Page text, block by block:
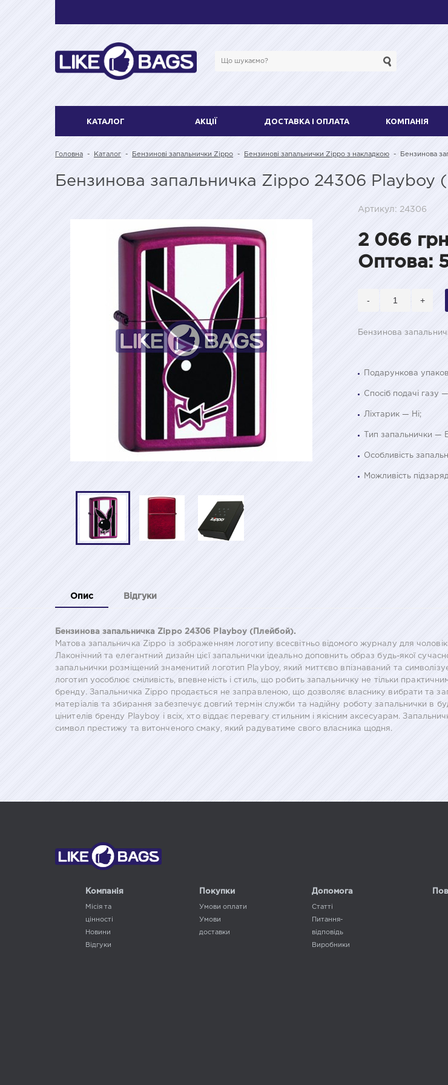
КАТАЛОГ АКЦІЇ ДОСТАВКА І ОПЛАТА КОМПАНІЯ
Головна - Каталог - Бензинові запальнички Zippo - Бензинові запальнички Zippo з накладкою - Бензинова
Бензинова запальничка Zippo 24306 Playboy
Артикул: 24306
2 066
Оптова:
- +
Бензинова
Подарункова
Спосіб подачі газу
Ліхтарик — Ні;
Тип запальнички —
Особливість
Можливість
Опис Відгуки
Бензинова запальничка Zippo 24306 Playboy (Плейбой).
Матова запальничка Zippo із зображенням логотипу всесвітньо відомого журналу для
Лаконічний та елегантний дизайн цієї запальнички ідеально доповнить образ будь-якої
запальнички розміщений знаменитий логотип Playboy, який миттєво впізнаваний та
логотип уособлює сміливість, впевненість і стиль, що робить запальничку не тільки
бренду. Запальничка Zippo продається не заправленою, що дозволяє власнику вибрати та
матеріалів та збирання забезпечує довгий термін служби та надійну роботу запальнички
цінителів бренду Playboy і всіх, хто віддає перевагу стильним і якісним аксесуарам.
символ престижу та витонченого смаку, який радуватиме свого власника щодня.
Компанія
Місія та
цінності
Новини
Відгуки
Покупки
Умови оплати
Умови
доставки
Допомога
Статті
Питання-
відповідь
Виробники